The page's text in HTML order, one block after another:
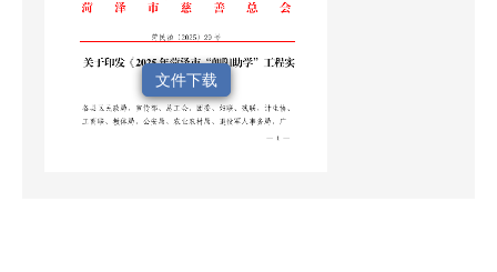
文件下载